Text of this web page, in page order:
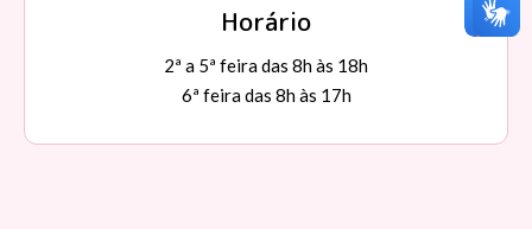
Horário
2ª a 5ª feira das 8h às 18h
6ª feira das 8h às 17h